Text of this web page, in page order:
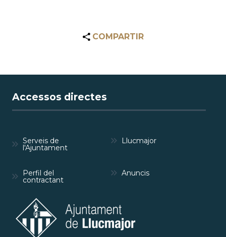
COMPARTIR
Accessos directes
Serveis de
l'Ajuntament
Llucmajor
Perfil del
contractant
Anuncis